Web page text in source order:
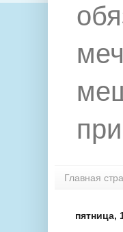
Главная
пятница,